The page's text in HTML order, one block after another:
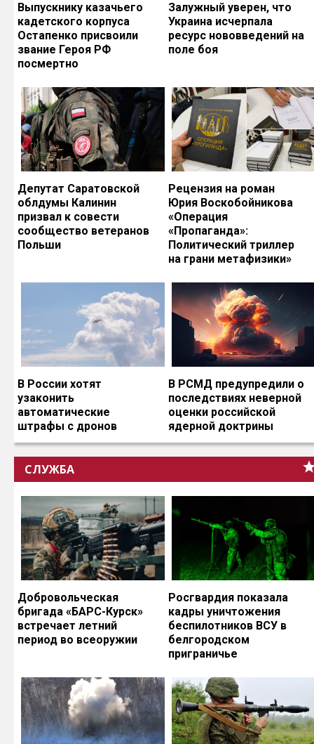
Выпускнику казачьего
кадетского корпуса
Остапенко присвоили
звание Героя РФ
посмертно
Залужный уверен, что
Украина исчерпала
ресурс нововведений на
поле боя
Депутат Саратовской
облдумы Калинин
призвал к совести
сообщество ветеранов
Польши
Рецензия на роман
Юрия Воскобойникова
«Операция
«Пропаганда»:
Политический триллер
на грани метафизики»
В России хотят
узаконить
автоматические
штрафы с дронов
В РСМД предупредили о
последствиях неверной
оценки российской
ядерной доктрины
СЛУЖБА
Добровольческая
бригада «БАРС-Курск»
встречает летний
период во всеоружии
Росгвардия показала
кадры уничтожения
беспилотников ВСУ в
белгородском
приграничье